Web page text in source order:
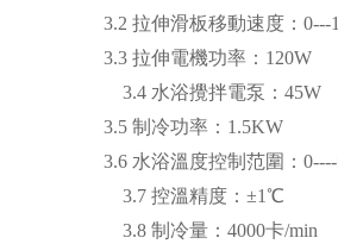
3.2 拉伸滑板移動速度：0---
3.3 拉伸電機功率：120W
3.4 水浴攪拌電泵：45W
3.5 制冷功率：1.5KW
3.6 水浴溫度控制范圍：
3.7 控溫精度：±1℃
3.8 制冷量：4000卡/min